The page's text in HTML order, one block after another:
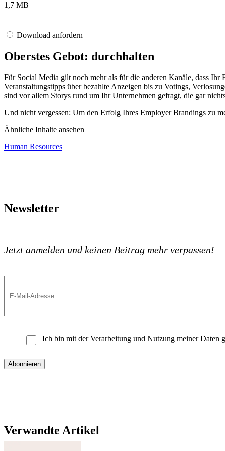
1,7 MB
Download anfordern
Oberstes Gebot: durchhalten
Für Social Media gilt noch mehr als für die anderen Kanäle, dass
Veranstaltungstipps über bezahlte Anzeigen bis zu Votings,
sind vor allem Storys rund um Ihr Unternehmen gefragt, die gar
Und nicht vergessen: Um den Erfolg Ihres Employer Brandings zu
Ähnliche Inhalte ansehen
Human Resources
Newsletter
Jetzt anmelden und keinen Beitrag mehr verpassen!
Ich bin mit der Verarbeitung und Nutzung meiner Daten
Verwandte Artikel